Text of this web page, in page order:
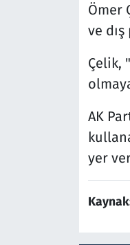
Ömer
ve
Çelik,
AK
yer